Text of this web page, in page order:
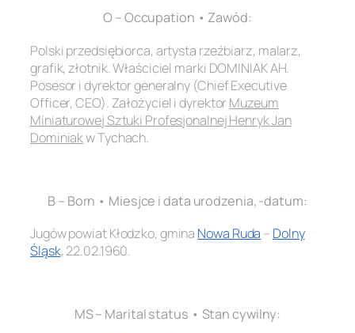
O – Occupation • Zawód:
Polski przedsiębiorca, artysta rzeźbiarz, malarz,
grafik, złotnik. Właściciel marki DOMINIAK AH.
Posesor i dyrektor generalny (Chief Executive
Officer, CEO). Założyciel i dyrektor Muzeum
Miniaturowej Sztuki Profesjonalnej Henryk Jan
Dominiakw Tychach.
B – Born • Miesjce i data urodzenia, -datum:
Jugów powiat Kłodzko, gmina Nowa Ruda – Dolny
Śląsk, 22.02.1960.
MS – Marital status • Stan cywilny: